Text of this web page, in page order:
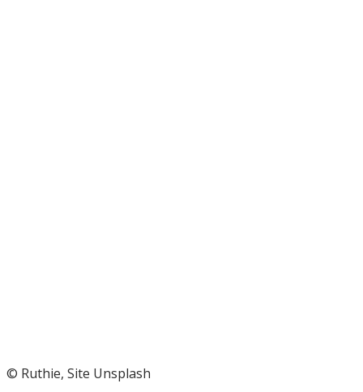
© Ruthie, Site Unsplash